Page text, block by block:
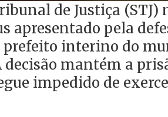
de Justiça (STJ)
apresentado pela
prefeito interino do
mantém a
impedido de